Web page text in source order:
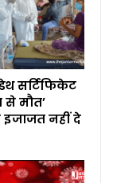
सर्टिफिकेट
से मौत’
नहीं दे